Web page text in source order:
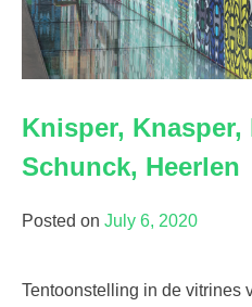
Knisper, Knasper,
Schunck, Heerlen
Posted on July 6, 2020
Tentoonstelling in de vitrines